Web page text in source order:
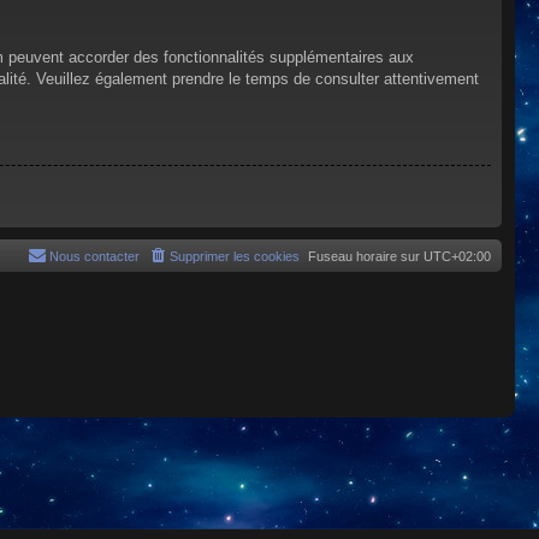
accorder des fonctionnalités supplémentaires aux
Veuillez également prendre le temps de consulter attentivement
Fuseau horaire sur UTC+02:00
Supprimer les cookies
Nous contacter